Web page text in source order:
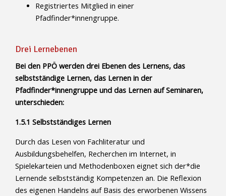
Registriertes Mitglied in einer
Pfadfinder*innengruppe.
Drei Lernebenen
Bei den PPÖ werden drei Ebenen des Lernens, das
selbstständige Lernen, das Lernen in der
Pfadfinder*innengruppe und das Lernen auf Seminaren,
unterschieden:
1.5.1 Selbstständiges Lernen
Durch das Lesen von Fachliteratur und
Ausbildungsbehelfen, Recherchen im Internet, in
Spielekarteien und Methodenboxen eignet sich der*die
Lernende selbstständig Kompetenzen an. Die Reflexion
des eigenen Handelns auf Basis des erworbenen Wissens